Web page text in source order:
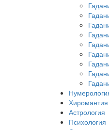
Хиромантия
Астрология
Психология